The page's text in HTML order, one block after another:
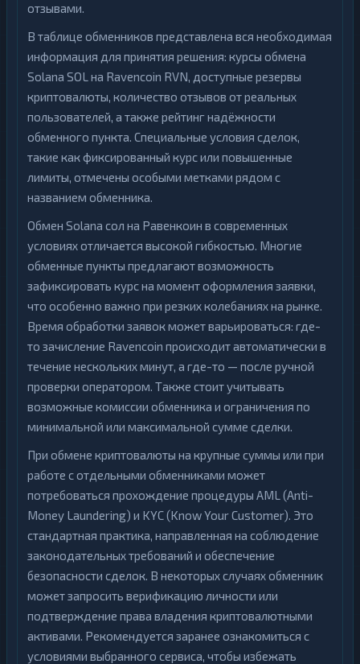
отзывами.
В таблице обменников представлена вся необходимая
информация для принятия решения: курсы обмена
Solana SOL на Ravencoin RVN, доступные резервы
криптовалюты, количество отзывов от реальных
пользователей, а также рейтинг надёжности
обменного пункта. Специальные условия сделок,
такие как фиксированный курс или повышенные
лимиты, отмечены особыми метками рядом с
названием обменника.
Обмен Solana сол на Равенкоин в современных
условиях отличается высокой гибкостью. Многие
обменные пункты предлагают возможность
зафиксировать курс на момент оформления заявки,
что особенно важно при резких колебаниях на рынке.
Время обработки заявок может варьироваться: где-
то зачисление Ravencoin происходит автоматически в
течение нескольких минут, а где-то — после ручной
проверки оператором. Также стоит учитывать
возможные комиссии обменника и ограничения по
минимальной или максимальной сумме сделки.
При обмене криптовалюты на крупные суммы или при
работе с отдельными обменниками может
потребоваться прохождение процедуры AML (Anti-
Money Laundering) и KYC (Know Your Customer). Это
стандартная практика, направленная на соблюдение
законодательных требований и обеспечение
безопасности сделок. В некоторых случаях обменник
может запросить верификацию личности или
подтверждение права владения криптовалютными
активами. Рекомендуется заранее ознакомиться с
условиями выбранного сервиса, чтобы избежать